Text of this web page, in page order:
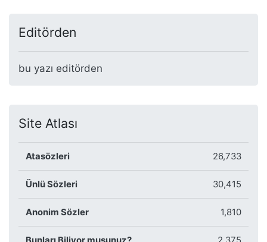
Editörden
bu yazı editörden
Site Atlası
Atasözleri 26,733
Ünlü Sözleri 30,415
Anonim Sözler 1,810